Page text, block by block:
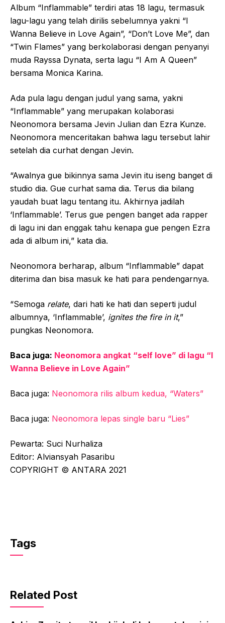
Album “Inflammable” terdiri atas 18 lagu, termasuk
lagu-lagu yang telah dirilis sebelumnya yakni “I
Wanna Believe in Love Again”, “Don’t Love Me”, dan
“Twin Flames” yang berkolaborasi dengan penyanyi
muda Rayssa Dynata, serta lagu “I Am A Queen”
bersama Monica Karina.
Ada pula lagu dengan judul yang sama, yakni
“Inflammable” yang merupakan kolaborasi
Neonomora bersama Jevin Julian dan Ezra Kunze.
Neonomora menceritakan bahwa lagu tersebut lahir
setelah dia curhat dengan Jevin.
“Awalnya gue bikinnya sama Jevin itu iseng banget di
studio dia. Gue curhat sama dia. Terus dia bilang
yaudah buat lagu tentang itu. Akhirnya jadilah
‘Inflammable’. Terus gue pengen banget ada rapper
di lagu ini dan enggak tahu kenapa gue pengen Ezra
ada di album ini,” kata dia.
Neonomora berharap, album “Inflammable” dapat
diterima dan bisa masuk ke hati para pendengarnya.
“Semoga relate, dari hati ke hati dan seperti judul
albumnya, ‘Inflammable’, ignites the fire in it,”
pungkas Neonomora.
Baca juga: Neonomora angkat “self love” di lagu “I
Wanna Believe in Love Again”
Baca juga: Neonomora rilis album kedua, “Waters”
Baca juga: Neonomora lepas single baru “Lies”
Pewarta: Suci Nurhaliza
Editor: Alviansyah Pasaribu
COPYRIGHT © ANTARA 2021
Tags
Related Post